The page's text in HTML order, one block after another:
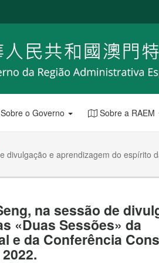
Sobre o Governo Sobre a RAEM
divulgação e aprendizagem do
na sessão de
«Duas Sessões» da
e da Conferência